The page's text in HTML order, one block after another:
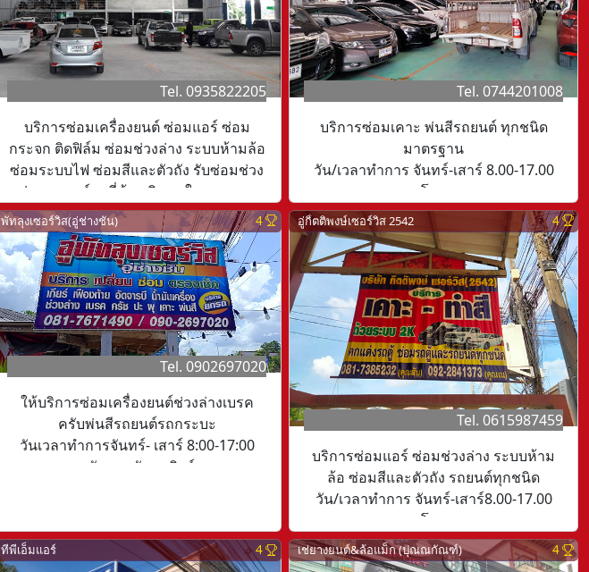
Tel. 0935822205
บริการซ่อมเครื่องยนต์ ซ่อมแอร์ ซ่อม
กระจก ติดฟิล์ม ซ่อมช่วงล่าง ระบบห้ามล้อ
ซ่อมระบบไฟ ซ่อมสีและตัวถัง รับซ่อมช่วง
ล่าง รถยนต์ทุกยี่ห้อ บริการ ในและนอก
สถานที่ ในราคาย่อมเยา รับตรวจเช็คระยะ
รถยนต์พร้อมเปลี่ยนแบตเตอรี่
เวลาทำการวันจันทร์-วันเสาร์ 08:15-
Tel. 0744201008
บริการซ่อมเคาะ พ่นสีรถยนต์ ทุกชนิด
มาตรฐาน
วัน/เวลาทำการ จันทร์-เสาร์ 8.00-17.00
โมง
พัทลุงเซอร์วิส(อู่ช่างชัน) 4
Tel. 0902697020
ให้บริการซ่อมเครื่องยนต์ช่วงล่างเบรค
ครับพ่นสีรถยนต์รถกระบะ
วันเวลาทำการจันทร์- เสาร์ 8:00-17:00
นวันหยุดวันอาทิตย์
อู่กิตติพงษ์เซอร์วิส 2542 4
Tel. 0615987459
บริการซ่อมแอร์ ซ่อมช่วงล่าง ระบบห้าม
ล้อ ซ่อมสีและตัวถัง รถยนต์ทุกชนิด
วัน/เวลาทำการ จันทร์-เสาร์8.00-17.00
โมง
ทีพีเอ็มแอร์ 4 เช่ยางยนต์&ล้อแม็ก (ปุณณกัณฑ์) 4